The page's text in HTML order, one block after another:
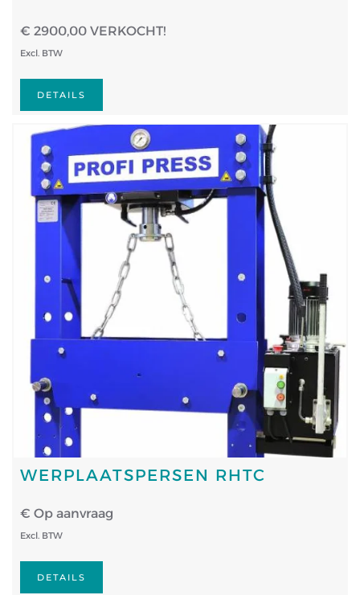
€ 2900,00 VERKOCHT!
Excl. BTW
DETAILS
WERPLAATSPERSEN RHTC
€ Op aanvraag
Excl. BTW
DETAILS